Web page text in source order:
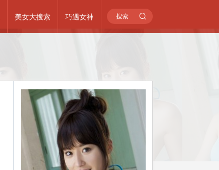
美女大搜索 巧遇女神